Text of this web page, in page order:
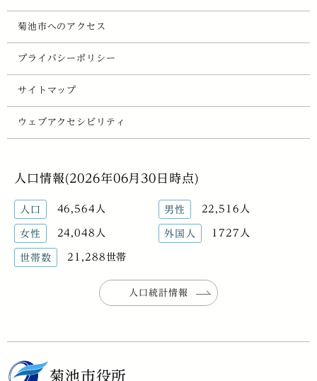
菊池市へのアクセス
プライバシーポリシー
サイトマップ
ウェブアクセシビリティ
人口情報(2026年06月30日時点)
人口 46,564人 男性 22,516人
女性 24,048人 外国人 1727人
世帯数 21,288世帯
人口統計情報
菊池市役所